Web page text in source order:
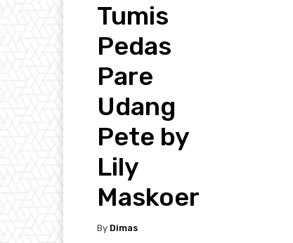
Tumis
Pedas
Pare
Udang
Pete by
Lily
Maskoer
By Dimas